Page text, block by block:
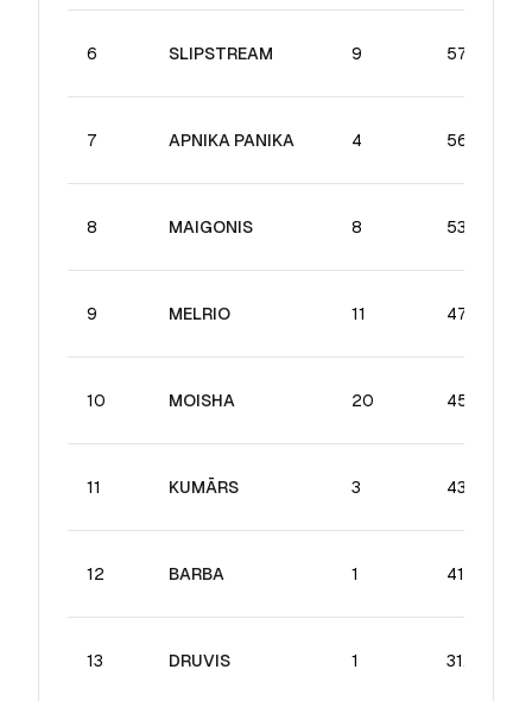
6 SLIPSTREAM 9 57.47
7 APNIKA PANIKA 4 56.63
8 MAIGONIS 8 53.53
9 MELRIO 11 47.23
10 MOISHA 20 45.61
11 KUMĀRS 3 43.28
12 BARBA 1 41.36
13 DRUVIS 1 31.99